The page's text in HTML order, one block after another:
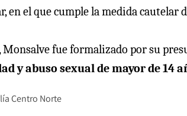
en el que cumple la medida
Monsalve fue formalizado por su
y abuso sexual de mayor de 14
Centro Norte